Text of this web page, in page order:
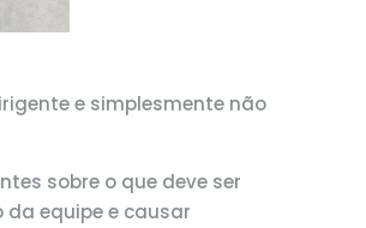
e simplesmente não
sobre o que deve ser
equipe e causar